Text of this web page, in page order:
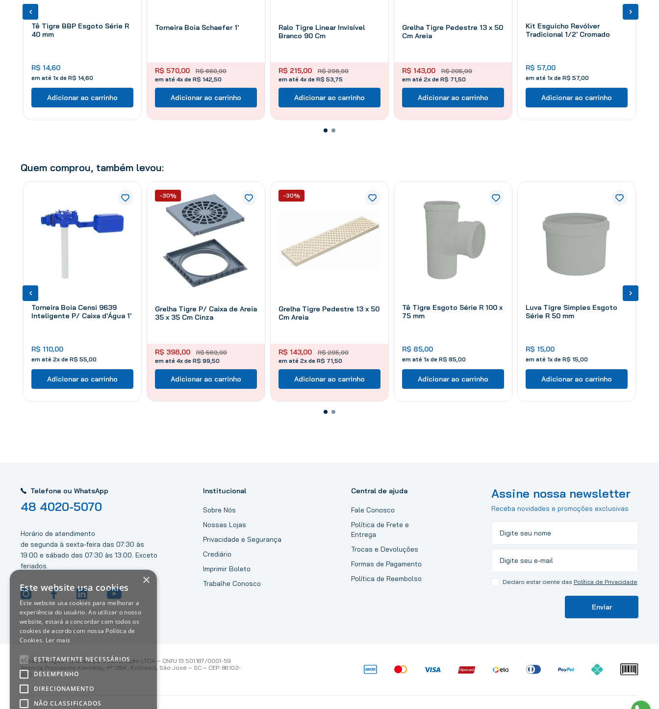
Tê Tigre BBP Esgoto Série R
40 mm
R$ 14,60
em até 1x de R$ 14,60
Adicionar ao carrinho
Torneira Boia Schaefer 1'
R$ 660,00
R$ 570,00
em até 4x de R$ 142,50
Adicionar ao carrinho
Ralo Tigre Linear Invisível
Branco 90 Cm
R$ 298,00
R$ 215,00
em até 4x de R$ 53,75
Adicionar ao carrinho
Grelha Tigre Pedestre 13 x 50
Cm Areia
R$ 205,00
R$ 143,00
em até 2x de R$ 71,50
Adicionar ao carrinho
Kit Esguicho Revólver
Tradicional 1/2' Cromado
R$ 57,00
em até 1x de R$ 57 00
Adicionar ao carrinho
Quem comprou, também levou:
Torneira Boia Censi 9639
Inteligente P/ Caixa d'Água 1'
R$ 110,00
em até 2x de R$ 55 00
Adicionar ao carrinho
Grelha Tigre P/ Caixa de Areia
35 x 35 Cm Cinza
R$ 569,00
R$ 398,00
em até 4x de R$ 99,50
-30%
Adicionar ao carrinho
Grelha Tigre Pedestre 13 x 50
Cm Areia
R$ 205,00
R$ 143,00
em até 2x de R$ 71,50
-30%
Adicionar ao carrinho
Tê Tigre Esgoto Série R 100 x
75 mm
R$ 85,00
em até 1x de R$ 85 00
Adicionar ao carrinho
Luva Tigre Simples Esgoto
Série R 50 mm
R$ 15,00
em até 1x de R$ 15 00
Adicionar ao carrinho
Telefone ou WhatsApp
48 4020-5070
Horário de atendimento
de segunda à sexta-feira das 07:30 às
19:00 e sábado das 07:30 às 13:00. Exceto
feriados.
Institucional
Sobre Nós
Nossas Lojas
Privacidade e Segurança
Crediário
Imprimir Boleto
Trabalhe Conosco
Central de ajuda
Fale Conosco
Política de Frete e
Entrega
Trocas e Devoluções
Formas de Pagamento
Política de Reembolso
Assine nossa newsletter
Receba novidades e promoções exclusivas
Declaro estar ciente das Política de Privacidade
Enviar
Casas Da Água Materiais para Construção LTDA – CNPJ 13.501.187/0001-59
Avenida Presidente Kennedy, nº 1284 , Kobrasol, São José – SC – CEP: 88.102-
400
×
Este website usa cookies
Este website usa cookies para melhorar a
experiência do usuário. Ao utilizar o nosso
website, estará a concordar com todos os
cookies de acordo com nossa Política de
Cookies. Ler mais
ESTRITAMENTE NECESSÁRIOS
DESEMPENHO
DIRECIONAMENTO
NÃO CLASSIFICADOS